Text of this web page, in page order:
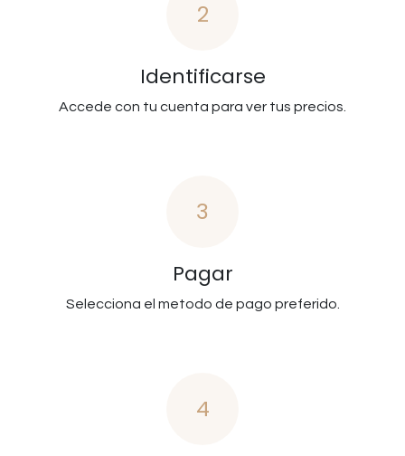
2
Identificarse
Accede con tu cuenta para ver tus precios.
3
Pagar
Selecciona el metodo de pago preferido.
4